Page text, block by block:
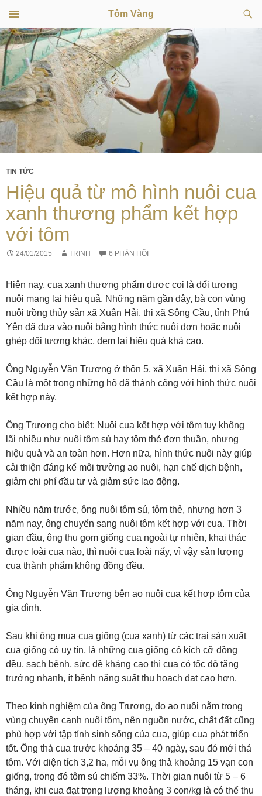
Tôm Vàng
kiếm
TRÌNH
ĐƠN
CƠ SỞ
CHUYỂN
ĐẾN
NỘI
DUNG
TIN TỨC
Hiệu quả từ mô hình nuôi cua
xanh thương phẩm kết hợp
với tôm
24/01/2015 TRINH 6 PHẢN HỒI
Hiện nay, cua xanh thương phẩm được coi là đối tượng
nuôi mang lại hiệu quả. Những năm gần đây, bà con vùng
nuôi trồng thủy sản xã Xuân Hải, thị xã Sông Cầu, tỉnh Phú
Yên đã đưa vào nuôi bằng hình thức nuôi đơn hoặc nuôi
ghép đối tượng khác, đem lại hiệu quả khá cao.
Ông Nguyễn Văn Trương ở thôn 5, xã Xuân Hải, thị xã Sông
Cầu là một trong những hộ đã thành công với hình thức nuôi
kết hợp này.
Ông Trương cho biết: Nuôi cua kết hợp với tôm tuy không
lãi nhiều như nuôi tôm sú hay tôm thẻ đơn thuần, nhưng
hiệu quả và an toàn hơn. Hơn nữa, hình thức nuôi này giúp
cải thiện đáng kể môi trường ao nuôi, hạn chế dịch bệnh,
giảm chi phí đầu tư và giảm sức lao động.
Nhiều năm trước, ông nuôi tôm sú, tôm thẻ, nhưng hơn 3
năm nay, ông chuyển sang nuôi tôm kết hợp với cua. Thời
gian đầu, ông thu gom giống cua ngoài tự nhiên, khai thác
được loài cua nào, thì nuôi cua loài nấy, vì vậy sản lượng
cua thành phẩm không đồng đều.
Ông Nguyễn Văn Trương bên ao nuôi cua kết hợp tôm của
gia đình.
Sau khi ông mua cua giống (cua xanh) từ các trại sản xuất
cua giống có uy tín, là những cua giống có kích cỡ đồng
đều, sạch bệnh, sức đề kháng cao thì cua có tốc độ tăng
trưởng nhanh, ít bệnh năng suất thu hoạch đạt cao hơn.
Theo kinh nghiệm của ông Trương, do ao nuôi nằm trong
vùng chuyên canh nuôi tôm, nên nguồn nước, chất đất cũng
phù hợp với tập tính sinh sống của cua, giúp cua phát triển
tốt. Ông thả cua trước khoảng 35 – 40 ngày, sau đó mới thả
tôm. Với diện tích 3,2 ha, mỗi vụ ông thả khoảng 15 vạn con
giống, trong đó tôm sú chiếm 33%. Thời gian nuôi từ 5 – 6
tháng, khi cua đạt trọng lượng khoảng 3 con/kg là có thể thu